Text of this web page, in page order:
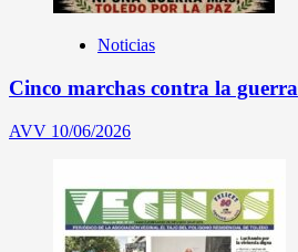
Noticias
Cinco marchas contra la guerra
AVV 10/06/2026